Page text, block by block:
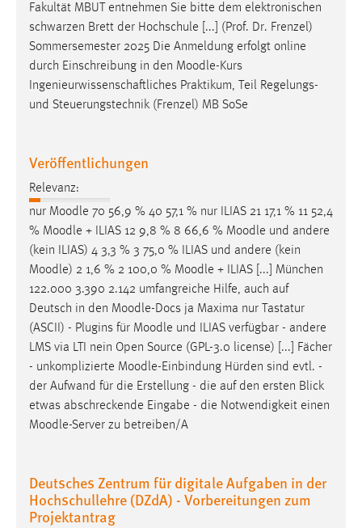
Fakultät MBUT entnehmen Sie bitte dem elektronischen
schwarzen Brett der Hochschule [...] (Prof. Dr. Frenzel)
Sommersemester 2025 Die Anmeldung erfolgt online
durch Einschreibung in den Moodle-Kurs
Ingenieurwissenschaftliches Praktikum, Teil Regelungs-
und Steuerungstechnik (Frenzel) MB SoSe
Veröffentlichungen
Relevanz:
nur Moodle 70 56,9 % 40 57,1 % nur ILIAS 21 17,1 % 11 52,4
% Moodle + ILIAS 12 9,8 % 8 66,6 % Moodle und andere
(kein ILIAS) 4 3,3 % 3 75,0 % ILIAS und andere (kein
Moodle) 2 1,6 % 2 100,0 % Moodle + ILIAS [...] München
122.000 3.390 2.142 umfangreiche Hilfe, auch auf
Deutsch in den Moodle-Docs ja Maxima nur Tastatur
(ASCII) - Plugins für Moodle und ILIAS verfügbar - andere
LMS via LTI nein Open Source (GPL-3.0 license) [...] Fächer
- unkomplizierte Moodle-Einbindung Hürden sind evtl. -
der Aufwand für die Erstellung - die auf den ersten Blick
etwas abschreckende Eingabe - die Notwendigkeit einen
Moodle-Server zu betreiben/A
Deutsches Zentrum für digitale Aufgaben in der
Hochschullehre (DZdA) - Vorbereitungen zum
Projektantrag
EXTERNE MEDIEN
Um Inhalte von Videoplattformen und Social Media
Plattformen anzeigen zu können, werden von diesen
externen Medien Cookies gesetzt.
YouTube
Vimeo